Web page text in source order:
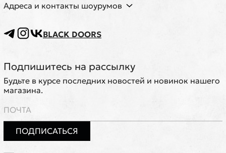
Адреса и контакты шоурумов
BLACK DOORS
Подпишитесь на рассылку
Будьте в курсе последних новостей и новинок нашего
магазина.
ПОДПИСАТЬСЯ